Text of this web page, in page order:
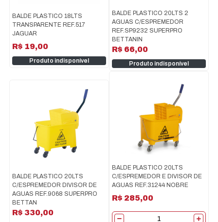
BALDE PLASTICO 18LTS
TRANSPARENTE REF.517
JAGUAR
R$ 19,00
Produto indisponível
BALDE PLASTICO 20LTS 2
AGUAS C/ESPREMEDOR
REF.SP9232 SUPERPRO
BETTANIN
R$ 66,00
Produto indisponível
BALDE PLASTICO 20LTS
C/ESPREMEDOR DIVISOR DE
AGUAS REF.9068 SUPERPRO
BETTAN
R$ 330,00
BALDE PLASTICO 20LTS
C/ESPREMEDOR E DIVISOR DE
AGUAS REF.31244 NOBRE
R$ 285,00